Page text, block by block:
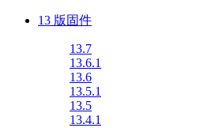
13 版固件
13.7
13.6.1
13.6
13.5.1
13.5
13.4.1